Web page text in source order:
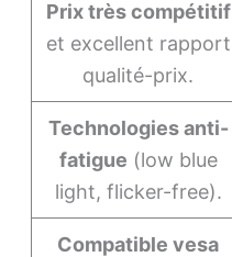
Prix très compétitif
et excellent rapport
qualité-prix.
Technologies anti-
fatigue (low blue
light, flicker-free).
Compatible vesa